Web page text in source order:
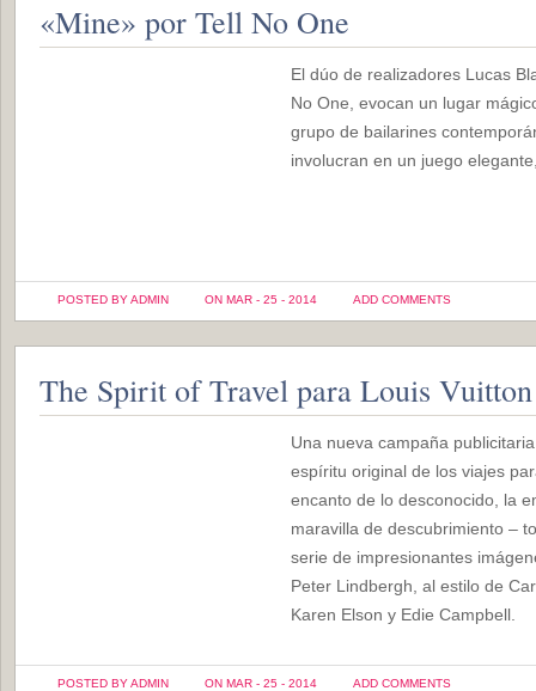
«Mine» por Tell No One
El dúo de realizadores Lucas
No One, evocan un lugar
grupo de bailarines
involucran en un juego
POSTED BY ADMIN ON MAR - 25 - 2014 ADD COMMENTS
The Spirit of Travel para Louis Vuitton
Una nueva campaña
espíritu original de los viajes
encanto de lo desconocido, la
maravilla de descubrimiento –
serie de impresionantes
Peter Lindbergh, al estilo de
Karen Elson y Edie Campbell.
POSTED BY ADMIN ON MAR - 25 - 2014 ADD COMMENTS